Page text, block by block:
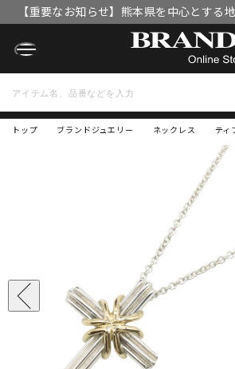
【重要なお知らせ】熊本県を中心とする
届けについて
トップ ティ
ブランドジュエリー ネックレス